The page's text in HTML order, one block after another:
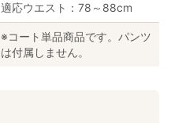
適応ウエスト：78～88cm
※コート単品商品です。パンツ
は付属しません。